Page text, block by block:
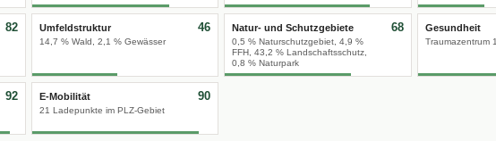
82 Umfeldstruktur
14,7 % Wald, 2,1 % Gewässer
46 Natur- und Schutzgebiete
0,5 % Naturschutzgebiet, 4,9 %
FFH, 43,2 % Landschaftsschutz,
0,8 % Naturpark
68 Gesundheit
Traumazentrum
92 E-Mobilität
21 Ladepunkte im PLZ-Gebiet
90